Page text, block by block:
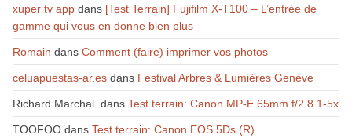
xuper tv appdans [Test Terrain] Fujifilm X-T100 – L’entrée de
gamme qui vous en donne bien plus
Romain dans Comment (faire) imprimer vos photos
celuapuestas-ar.esdans Festival Arbres & Lumières Genève
Richard Marchal. dans Test terrain: Canon MP-E 65mm f/2.8 1-5x
TOOFOOdans Test terrain: Canon EOS 5Ds (R)